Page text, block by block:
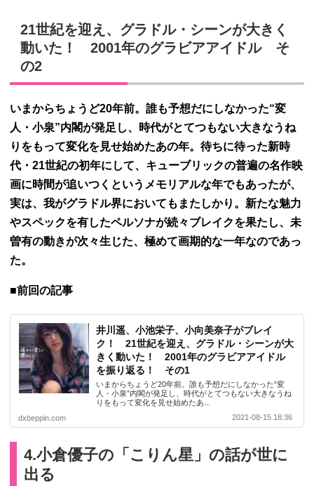
21世紀を迎え、グラドル・シーンが大きく
動いた！ 2001年のグラビアアイドル そ
の2
いまからちょうど20年前。誰も予想だにしなかった“変
人・小泉”内閣が発足し、時代がとてつもない大きなうね
りをもって変化を見せ始めたあの年。待ちに待った新時
代・21世紀の初年にして、キューブリックの普遍の名作映
画に時間が追いつくというメモリアルな年でもあったが、
実は、我がグラドル界においてもまたしかり。新たな魅力
やスペックを有したペルソナが続々ブレイクを果たし、未
曽有の動きが次々生じた、極めて画期的な一年なのであっ
た。
■前回の記事
井川遥、小池栄子、小向美奈子がブレイ
ク！ 21世紀を迎え、グラドル・シーンが大
きく動いた！ 2001年のグラビアアイドル
を振り返る！ その1
いまからちょうど20年前。誰も予想だにしなかった“変
人・小泉”内閣が発足し、時代がとてつもない大きなうね
りをもって変化を見せ始めたあ...
dxbeppin.com
2021-08-15 18:36
4.小倉優子の「こりん星」の話が世に
出る